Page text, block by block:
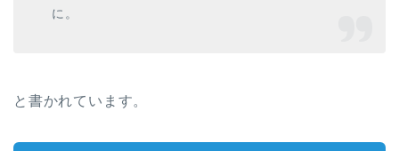
に。
と書かれています。